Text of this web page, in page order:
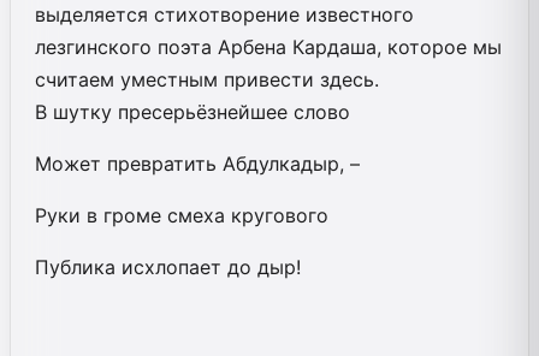
выделяется стихотворение известного
лезгинского поэта Арбена Кардаша, которое мы
считаем уместным привести здесь.
В шутку пресерьёзнейшее слово
Может превратить Абдулкадыр, –
Руки в громе смеха кругового
Публика исхлопает до дыр!